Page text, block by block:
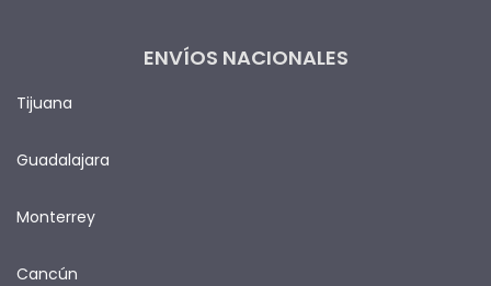
ENVÍOS NACIONALES
Tijuana
Guadalajara
Monterrey
Cancún